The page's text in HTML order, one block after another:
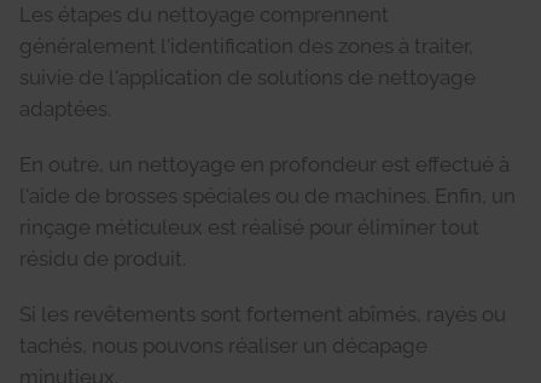
Les étapes du nettoyage comprennent
généralement l'identification des zones à traiter,
suivie de l'application de solutions de nettoyage
adaptées.
En outre, un nettoyage en profondeur est effectué à
l'aide de brosses spéciales ou de machines. Enfin, un
rinçage méticuleux est réalisé pour éliminer tout
résidu de produit.
Si les revêtements sont fortement abîmés, rayés ou
tachés, nous pouvons réaliser un décapage
minutieux.